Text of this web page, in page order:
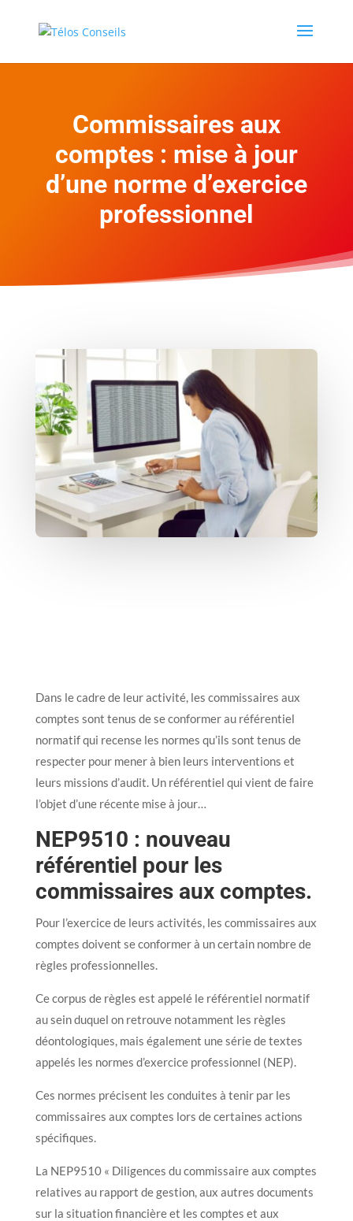
Commissaires aux
comptes : mise à jour
d’une norme d’exercice
professionnel
Dans le cadre de leur activité, les commissaires aux
comptes sont tenus de se conformer au référentiel
normatif qui recense les normes qu’ils sont tenus de
respecter pour mener à bien leurs interventions et
leurs missions d’audit. Un référentiel qui vient de faire
l’objet d’une récente mise à jour…
NEP9510 : nouveau
référentiel pour les
commissaires aux comptes.
Pour l’exercice de leurs activités, les commissaires aux
comptes doivent se conformer à un certain nombre de
règles professionnelles.
Ce corpus de règles est appelé le référentiel normatif
au sein duquel on retrouve notamment les règles
déontologiques, mais également une série de textes
appelés les normes d’exercice professionnel (NEP).
Ces normes précisent les conduites à tenir par les
commissaires aux comptes lors de certaines actions
spécifiques.
La NEP9510 « Diligences du commissaire aux comptes
relatives au rapport de gestion, aux autres documents
sur la situation financière et les comptes et aux